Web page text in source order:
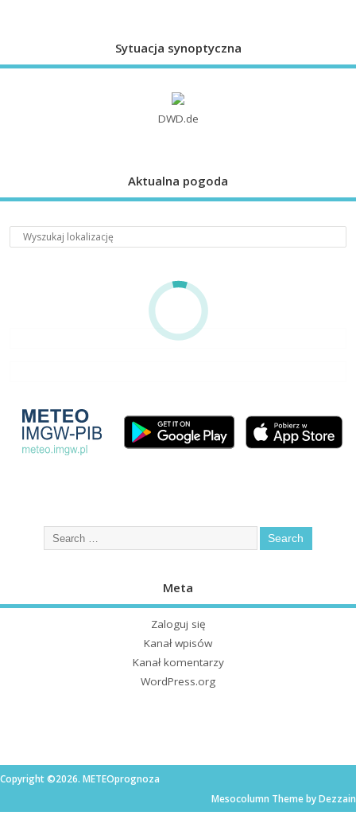
Sytuacja synoptyczna
DWD.de
Aktualna pogoda
Meta
Zaloguj się
Kanał wpisów
Kanał komentarzy
WordPress.org
Copyright ©2026. METEOprognoza
Mesocolumn Theme by Dezzain